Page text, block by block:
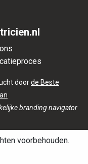
doorde Beste
branding navigator
voorbehouden.